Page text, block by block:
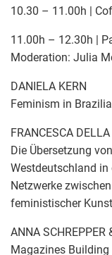
10.30 – 11.00h |
11.00h – 12.30h |
Moderation: Julia
DANIELA KERN
Feminism in
FRANCESCA
Die Übersetzung
Westdeutschland
Netzwerke
feministischer Kunst
ANNA SCHREPPER
Magazines Building